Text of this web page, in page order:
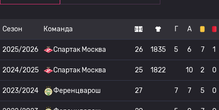
Сезон Команда Г А
2025/2026 Спартак Москва 26 1835 5 6 7 1
2024/2025 Спартак Москва 25 1822 10 2 0
2023/2024 Ференцварош 27 7 7 5 0